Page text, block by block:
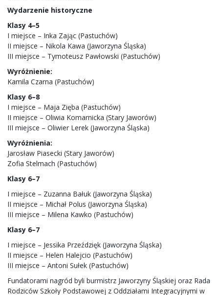
Wydarzenie historyczne
Klasy 4–5
I miejsce – Inka Zając (Pastuchów)
II miejsce – Nikola Kawa (Jaworzyna Śląska)
III miejsce – Tymoteusz Pawłowski (Pastuchów)
Wyróżnienie:
Kamila Czarna (Pastuchów)
Klasy 6–8
I miejsce – Maja Zięba (Pastuchów)
II miejsce – Oliwia Komarnicka (Stary Jaworów)
III miejsce – Oliwier Lerek (Jaworzyna Śląska)
Wyróżnienia:
Jarosław Piasecki (Stary Jaworów)
Zofia Stelmach (Pastuchów)
Klasy 6–7
I miejsce – Zuzanna Bałuk (Jaworzyna Śląska)
II miejsce – Michał Polus (Jaworzyna Śląska)
III miejsce – Milena Kawko (Pastuchów)
Klasy 6–7
I miejsce – Jessika Przeździęk (Jaworzyna Śląska)
II miejsce – Helen Halejcio (Pastuchów)
III miejsce – Antoni Sułek (Pastuchów)
Fundatorami nagród byli burmistrz Jaworzyny Śląskiej oraz Rada
Rodziców Szkoły Podstawowej z Oddziałami Integracyjnymi w